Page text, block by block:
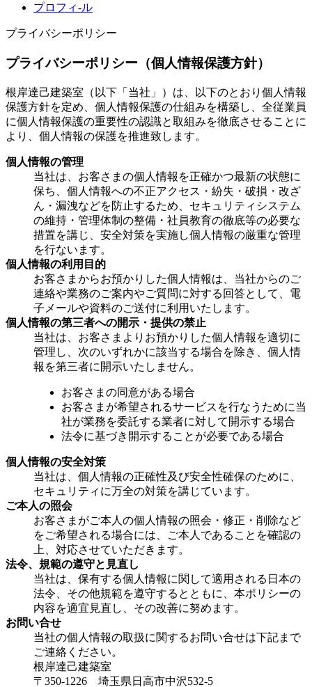
プロフィ-ル
プライバシーポリシー
プライバシーポリシー（個人情報保護方針）
根岸達己建築室（以下「当社」）は、以下のとおり個人情報
保護方針を定め、個人情報保護の仕組みを構築し、全従業員
に個人情報保護の重要性の認識と取組みを徹底させることに
より、個人情報の保護を推進致します。
個人情報の管理
当社は、お客さまの個人情報を正確かつ最新の状態に
保ち、個人情報への不正アクセス・紛失・破損・改ざ
ん・漏洩などを防止するため、セキュリティシステム
の維持・管理体制の整備・社員教育の徹底等の必要な
措置を講じ、安全対策を実施し個人情報の厳重な管理
を行ないます。
個人情報の利用目的
お客さまからお預かりした個人情報は、当社からのご
連絡や業務のご案内やご質問に対する回答として、電
子メールや資料のご送付に利用いたします。
個人情報の第三者への開示・提供の禁止
当社は、お客さまよりお預かりした個人情報を適切に
管理し、次のいずれかに該当する場合を除き、個人情
報を第三者に開示いたしません。
お客さまの同意がある場合
お客さまが希望されるサービスを行なうために当
社が業務を委託する業者に対して開示する場合
法令に基づき開示することが必要である場合
個人情報の安全対策
当社は、個人情報の正確性及び安全性確保のために、
セキュリティに万全の対策を講じています。
ご本人の照会
お客さまがご本人の個人情報の照会・修正・削除など
をご希望される場合には、ご本人であることを確認の
上、対応させていただきます。
法令、規範の遵守と見直し
当社は、保有する個人情報に関して適用される日本の
法令、その他規範を遵守するとともに、本ポリシーの
内容を適宜見直し、その改善に努めます。
お問い合せ
当社の個人情報の取扱に関するお問い合せは下記まで
ご連絡ください。
根岸達己建築室
〒350-1226 埼玉県日高市中沢532-5